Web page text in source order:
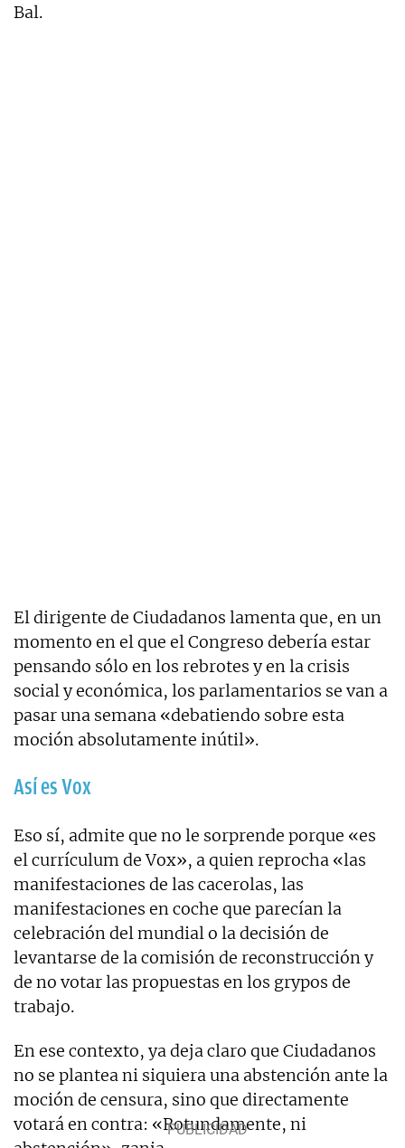
Bal.
El dirigente de Ciudadanos lamenta que, en un
momento en el que el Congreso debería estar
pensando sólo en los rebrotes y en la crisis
social y económica, los parlamentarios se van a
pasar una semana «debatiendo sobre esta
moción absolutamente inútil».
Así es Vox
Eso sí, admite que no le sorprende porque «es
el currículum de Vox», a quien reprocha «las
manifestaciones de las cacerolas, las
manifestaciones en coche que parecían la
celebración del mundial o la decisión de
levantarse de la comisión de reconstrucción y
de no votar las propuestas en los grypos de
trabajo.
En ese contexto, ya deja claro que Ciudadanos
no se plantea ni siquiera una abstención ante la
moción de censura, sino que directamente
votará en contra: «Rotundamente, ni